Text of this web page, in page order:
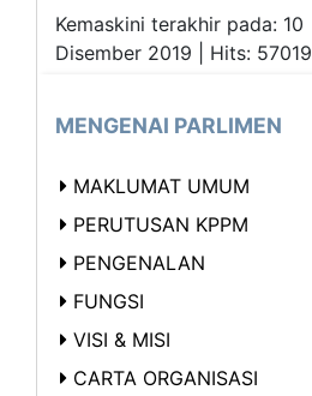
Kemaskini terakhir pada: 10
Disember 2019 | Hits: 57019
MENGENAI PARLIMEN
MAKLUMAT UMUM
PERUTUSAN KPPM
PENGENALAN
FUNGSI
VISI & MISI
CARTA ORGANISASI